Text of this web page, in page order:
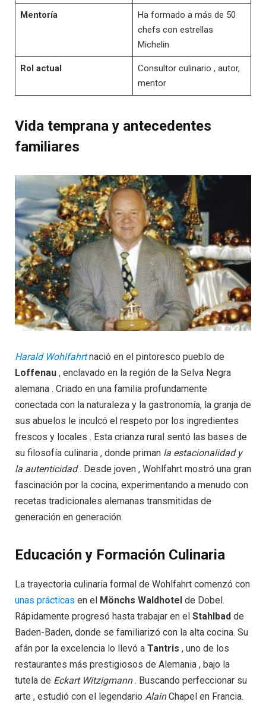
Mentoría
Ha formado a más de 50
chefs con estrellas
Michelin
Rol actual
Consultor culinario , autor,
mentor
Vida temprana y antecedentes
familiares
Harald Wohlfahrtnació en el pintoresco pueblo de
Loffenau , enclavado en la región de la Selva Negra
alemana . Criado en una familia profundamente
conectada con la naturaleza y la gastronomía, la granja de
sus abuelos le inculcó el respeto por los ingredientes
frescos y locales . Esta crianza rural sentó las bases de
su filosofía culinaria , donde priman la estacionalidad y
la autenticidad. Desde joven , Wohlfahrt mostró una gran
fascinación por la cocina, experimentando a menudo con
recetas tradicionales alemanas transmitidas de
generación en generación.
Educación y Formación Culinaria
La trayectoria culinaria formal de Wohlfahrt comenzó con
unas prácticas en el Mönchs Waldhotel de Dobel.
Rápidamente progresó hasta trabajar en el Stahlbad de
Baden-Baden, donde se familiarizó con la alta cocina. Su
afán por la excelencia lo llevó a Tantris , uno de los
restaurantes más prestigiosos de Alemania , bajo la
tutela de Eckart Witzigmann. Buscando perfeccionar su
arte , estudió con el legendario AlainChapel en Francia.